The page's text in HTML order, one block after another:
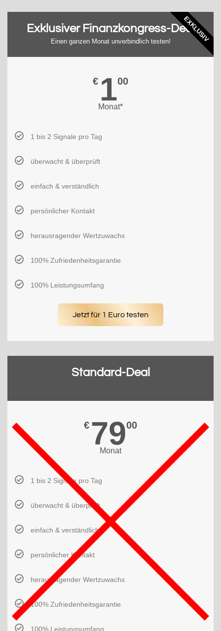
Exklusiver Finanzkongress-Deal
Einen ganzen Monat unverbindlich testen!
€ 100
Monat*
1 bis 2 Signale pro Tag
überwacht & überprüft
einfach & verständlich
persönlicher Kontakt
herausragender Wertzuwachs
100% Zufriedenheitsgarantie
100% Leistungsumfang
Jetzt für 1 Euro testen
EXKLUSIV
Standard-Deal
€ 7900
Monat
1 bis 2 Signale pro Tag
überwacht & überprüft
einfach & verständlich
persönlicher Kontakt
herausragender Wertzuwachs
100% Zufriedenheitsgarantie
100% Leistungsumfang